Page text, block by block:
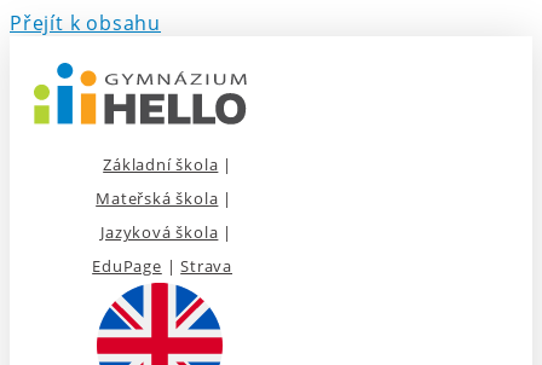
Přejít k obsahu
Základní škola |
Mateřská škola |
Jazyková škola |
EduPage |Strava